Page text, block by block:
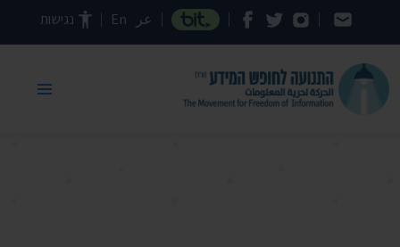
דילוג לתוכן העמוד عر En נגישות